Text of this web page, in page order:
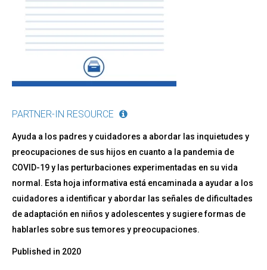
de
COVID-
19
PARTNER-IN RESOURCE
Ayuda a los padres y cuidadores a abordar las inquietudes y
preocupaciones de sus hijos en cuanto a la pandemia de
COVID-19 y las perturbaciones experimentadas en su vida
normal. Esta hoja informativa está encaminada a ayudar a los
cuidadores a identificar y abordar las señales de dificultades
de adaptación en niños y adolescentes y sugiere formas de
hablarles sobre sus temores y preocupaciones.
Published in 2020